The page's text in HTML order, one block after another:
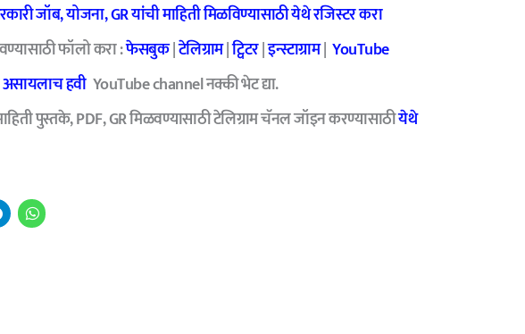
जॉब, योजना, GR यांची माहिती मिळविण्यासाठी येथे रजिस्टर करा
फॉलो करा :फेसबुक|टेलिग्राम|ट्विटर|इन्स्टाग्राम|YouTube
असायलाच हवीYouTube channel नक्की भेट द्या.
पुस्तके, PDF, GR मिळवण्यासाठी टेलिग्राम चॅनल जॉइन करण्यासाठीयेथे